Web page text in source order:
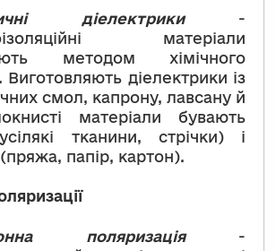
діелектрики -
матеріали
методом хімічного
Виготовляють діелектрики із
смол, капрону, лавсану й
матеріали бувають
тканини, стрічки) і
(пряжа, папір, картон).
поляризація-